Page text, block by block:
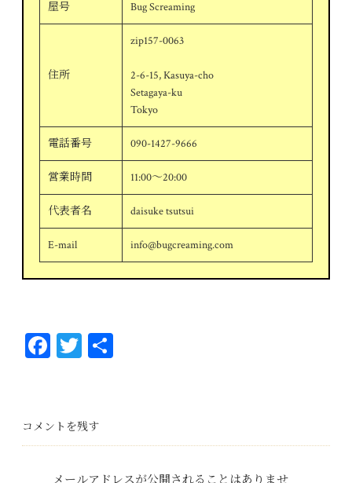
屋号 Bug Screaming
住所
zip157-0063
2-6-15, Kasuya-cho
Setagaya-ku
Tokyo
電話番号 090-1427-9666
営業時間 11:00～20:00
代表者名 daisuke tsutsui
E-mail info@bugcreaming.com
Fa
ok
T
er
コメントを残す